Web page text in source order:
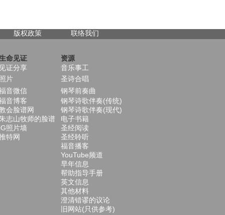
版权政策 联络我们
命见证
资源
证分享
音乐事工
片
圣诗合唱
音微信
钢琴前奏曲
音博客
钢琴诗歌伴奏(传统)
会脸谱网
钢琴诗歌伴奏(现代)
志山牧师的脸谱
电子书籍
照片墙
圣经阅读
特网
圣经聆听
福音播客
YouTube频道
早年信息
帮助指导手册
英文信息
其他材料
澄清错谬的议论
旧网站(只供参考)